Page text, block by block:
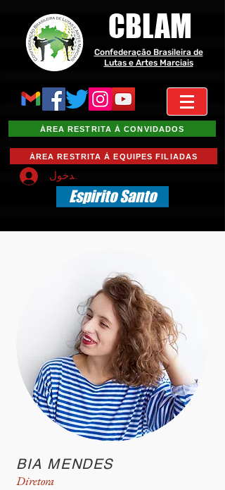
CBLAM
Confederação Brasileira de
Lutas e Artes Marciais
ÁREA RESTRITA À CONVIDADOS
ÁREA RESTRITA À EQUIPES FILIADAS
تسجيل الدخول
Espirito Santo
BIA MENDES
Diretora